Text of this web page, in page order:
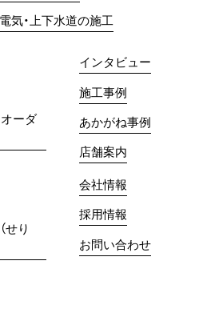
気・上下水道の施工
ーダ
せり
インタビュー
施工事例
あかがね事例
店舗案内
会社情報
採用情報
お問い合わせ